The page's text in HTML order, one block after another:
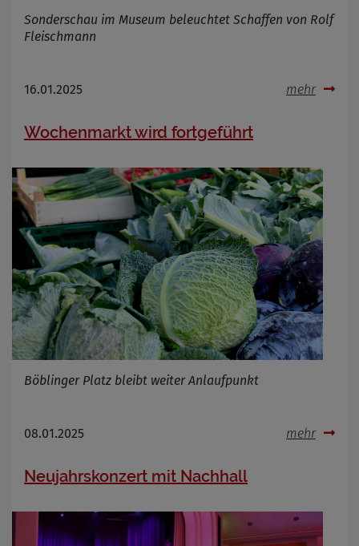
Sonderschau im Museum beleuchtet Schaffen von Rolf
Fleischmann
16.01.2025 mehr
Wochenmarkt wird fortgeführt
Böblinger Platz bleibt weiter Anlaufpunkt
08.01.2025 mehr
Neujahrskonzert mit Nachhall